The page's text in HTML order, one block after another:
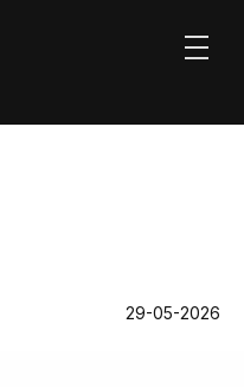
29-05-2026